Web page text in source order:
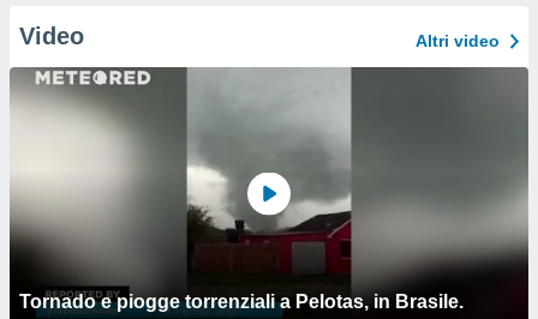
Video Altri video
Tornado e piogge torrenziali a Pelotas, in Brasile.